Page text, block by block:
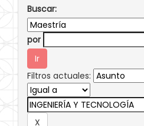
Buscar:
por
Filtros actuales: